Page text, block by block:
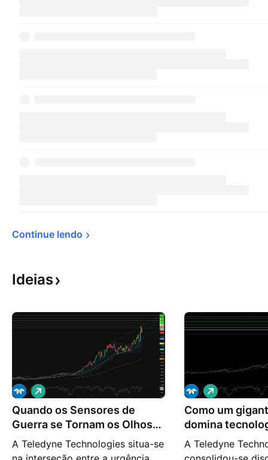
Continue lendo
Ideias
Quando os Sensores de
Guerra se Tornam os Olhos
do Amanhã
A Teledyne Technologies situa-se
V
i
é
d
e
a
Como um
domina
A Teledyne
V
i
é
d
e
a